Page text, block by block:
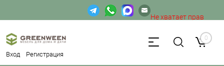
Вход Регистрация
Не хватает прав
доступа к веб-форме. 0